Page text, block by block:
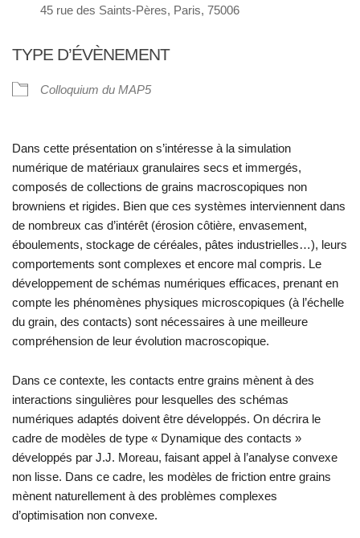
45 rue des Saints-Pères, Paris, 75006
TYPE D’ÉVÈNEMENT
Colloquium du MAP5
Dans cette présentation on s’intéresse à la simulation
numérique de matériaux granulaires secs et immergés,
composés de collections de grains macroscopiques non
browniens et rigides. Bien que ces systèmes interviennent dans
de nombreux cas d’intérêt (érosion côtière, envasement,
éboulements, stockage de céréales, pâtes industrielles…), leurs
comportements sont complexes et encore mal compris. Le
développement de schémas numériques efficaces, prenant en
compte les phénomènes physiques microscopiques (à l’échelle
du grain, des contacts) sont nécessaires à une meilleure
compréhension de leur évolution macroscopique.
Dans ce contexte, les contacts entre grains mènent à des
interactions singulières pour lesquelles des schémas
numériques adaptés doivent être développés. On décrira le
cadre de modèles de type « Dynamique des contacts »
développés par J.J. Moreau, faisant appel à l’analyse convexe
non lisse. Dans ce cadre, les modèles de friction entre grains
mènent naturellement à des problèmes complexes
d’optimisation non convexe.